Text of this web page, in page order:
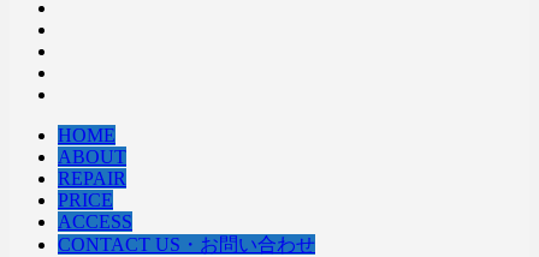
HOME
ABOUT
REPAIR
PRICE
ACCESS
CONTACT US・お問い合わせ